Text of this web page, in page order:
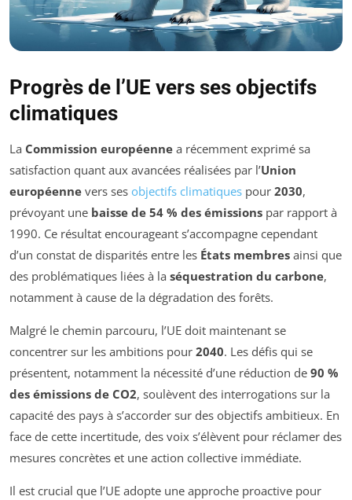
Progrès de l’UE vers ses objectifs
climatiques
La Commission européenne a récemment exprimé sa
satisfaction quant aux avancées réalisées par l’Union
européenne vers ses objectifs climatiques pour 2030,
prévoyant une baisse de 54 % des émissions par rapport à
1990. Ce résultat encourageant s’accompagne cependant
d’un constat de disparités entre les États membres ainsi que
des problématiques liées à la séquestration du carbone,
notamment à cause de la dégradation des forêts.
Malgré le chemin parcouru, l’UE doit maintenant se
concentrer sur les ambitions pour 2040. Les défis qui se
présentent, notamment la nécessité d’une réduction de 90 %
des émissions de CO2, soulèvent des interrogations sur la
capacité des pays à s’accorder sur des objectifs ambitieux. En
face de cette incertitude, des voix s’élèvent pour réclamer des
mesures concrètes et une action collective immédiate.
Il est crucial que l’UE adopte une approche proactive pour